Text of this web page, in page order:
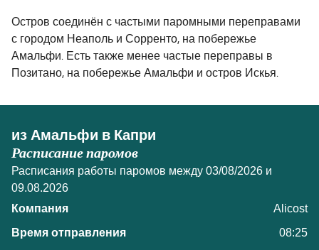
Остров соединён с частыми паромными переправами
с городом Неаполь и Сорренто, на побережье
Амальфи. Есть также менее частые переправы в
Позитано, на побережье Амальфи и остров Искья.
из Амальфи в Капри
Расписание паромов
Расписания работы паромов между 03/08/2026 и
09.08.2026
Alicost
08:25